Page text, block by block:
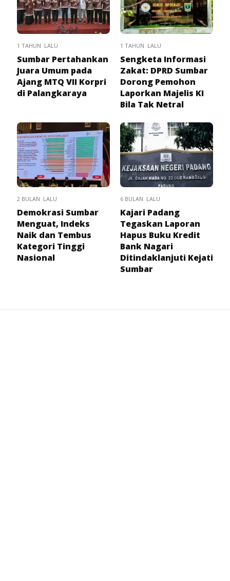
1 TAHUN LALU
Sumbar Pertahankan
Juara Umum pada
Ajang MTQ VII Korpri
di Palangkaraya
1 TAHUN LALU
Sengketa Informasi
Zakat: DPRD Sumbar
Dorong Pemohon
Laporkan Majelis KI
Bila Tak Netral
2 BULAN LALU
Demokrasi Sumbar
Menguat, Indeks
Naik dan Tembus
Kategori Tinggi
Nasional
6 BULAN LALU
Kajari Padang
Tegaskan Laporan
Hapus Buku Kredit
Bank Nagari
Ditindaklanjuti Kejati
Sumbar